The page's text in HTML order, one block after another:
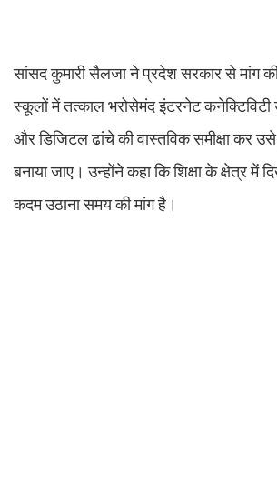
सांसद कुमारी सैलजा ने प्रदेश सरकार से मांग
स्कूलों में तत्काल भरोसेमंद इंटरनेट कनेक्टिविटी
और डिजिटल ढांचे की वास्तविक समीक्षा कर उसे
बनाया जाए। उन्होंने कहा कि शिक्षा के क्षेत्र में
कदम उठाना समय की मांग है।